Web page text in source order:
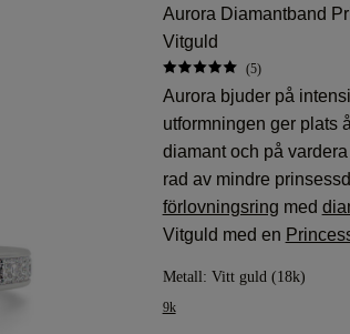
Aurora Diamantband
Vitguld
(5)
Aurora bjuder på
utformningen ger plats
diamant och på
rad av mindre
förlovningsring med
Vitguld med en
Metall: Vitt guld (18k)
9k